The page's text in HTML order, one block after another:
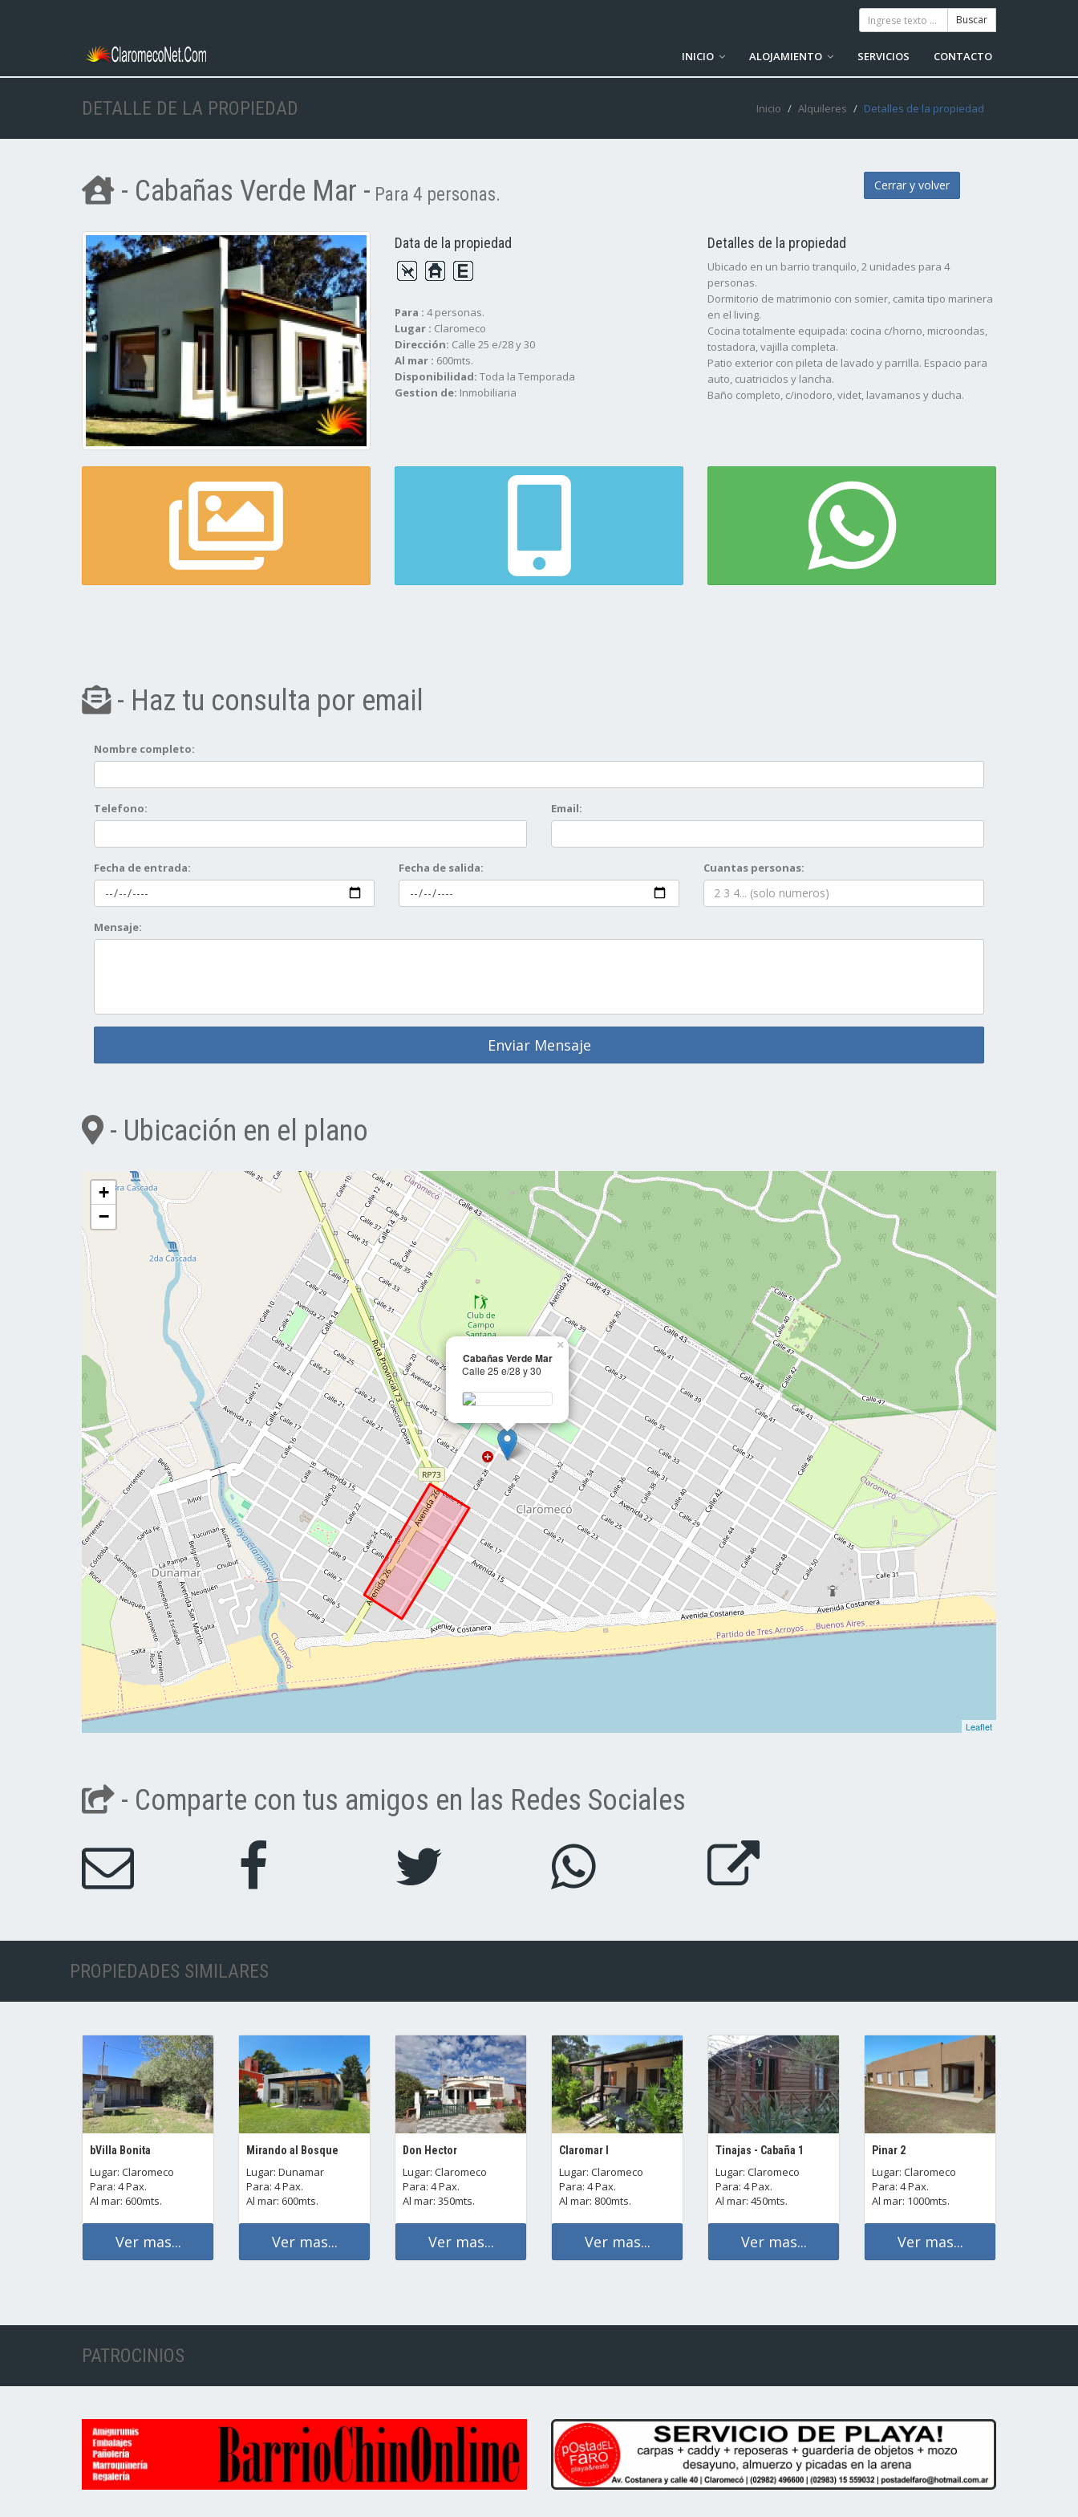
INICIO ALOJAMIENTO SERVICIOS CONTACTO
DETALLE DE LA PROPIEDAD Inicio Alquileres Detalles de la propiedad
- Cabañas Verde Mar - Para 4 personas. Cerrar y volver
Data de la propiedad
Para : 4 personas.
Lugar : Claromeco
Dirección: Calle 25 e/28 y 30
Al mar : 600mts.
Disponibilidad: Toda la Temporada
Gestion de: Inmobiliaria
Detalles de la propiedad
Ubicado en un barrio tranquilo, 2 unidades para 4
personas.
Dormitorio de matrimonio con somier, camita tipo marinera
en el living.
Cocina totalmente equipada: cocina c/horno, microondas,
tostadora, vajilla completa.
Patio exterior con pileta de lavado y parrilla. Espacio para
auto, cuatriciclos y lancha.
Baño completo, c/inodoro, videt, lavamanos y ducha.
- Haz tu consulta por email
Nombre completo:
Telefono: Email:
Fecha de entrada: Fecha de salida: Cuantas personas:
Mensaje:
Enviar Mensaje
- Ubicación en el plano
Cabañas Verde Mar
Calle 25 e/28 y 30
×
+
−
Leaflet
- Comparte con tus amigos en las Redes Sociales
PROPIEDADES SIMILARES
bVilla Bonita
Lugar: Claromeco
Para: 4 Pax.
Al mar: 600mts.
Ver mas...
Mirando al Bosque
Lugar: Dunamar
Para: 4 Pax.
Al mar: 600mts.
Ver mas...
Don Hector
Lugar: Claromeco
Para: 4 Pax.
Al mar: 350mts.
Ver mas...
Claromar I
Lugar: Claromeco
Para: 4 Pax.
Al mar: 800mts.
Ver mas...
Tinajas - Cabaña 1
Lugar: Claromeco
Para: 4 Pax.
Al mar: 450mts.
Ver mas...
Pinar 2
Lugar: Claromeco
Para: 4 Pax.
Al mar: 1000mts.
Ver mas...
PATROCINIOS